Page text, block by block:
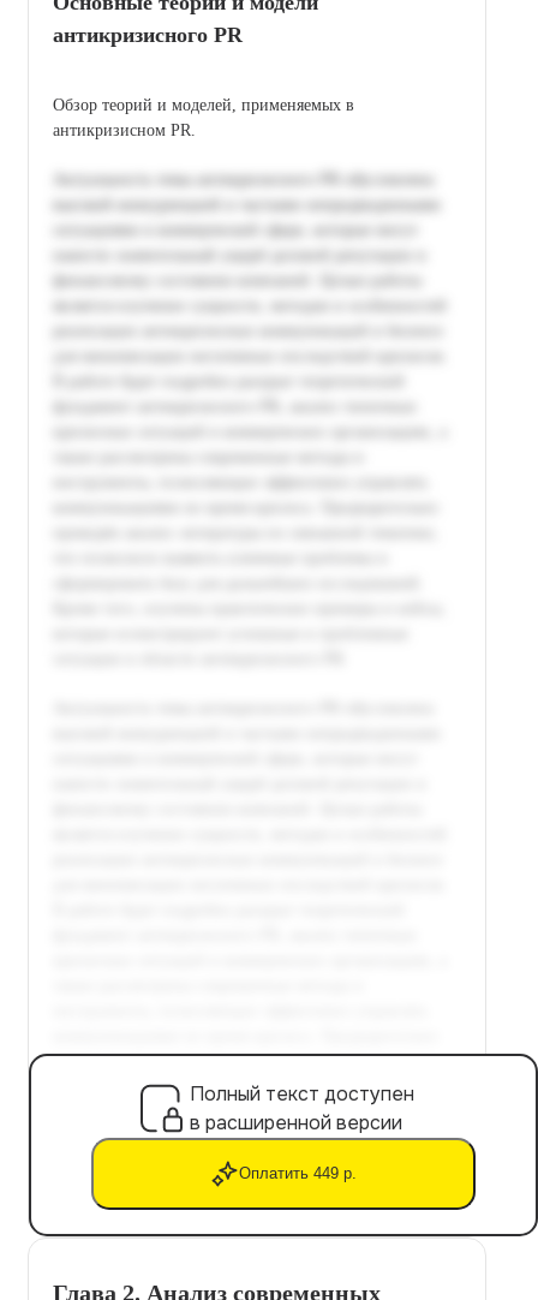
антикризисного PR
Обзор теорий и моделей, применяемых в
антикризисном PR.
Полный текст доступен
в расширенной версии
Оплатить 449 р.
Глава 2. Анализ современных